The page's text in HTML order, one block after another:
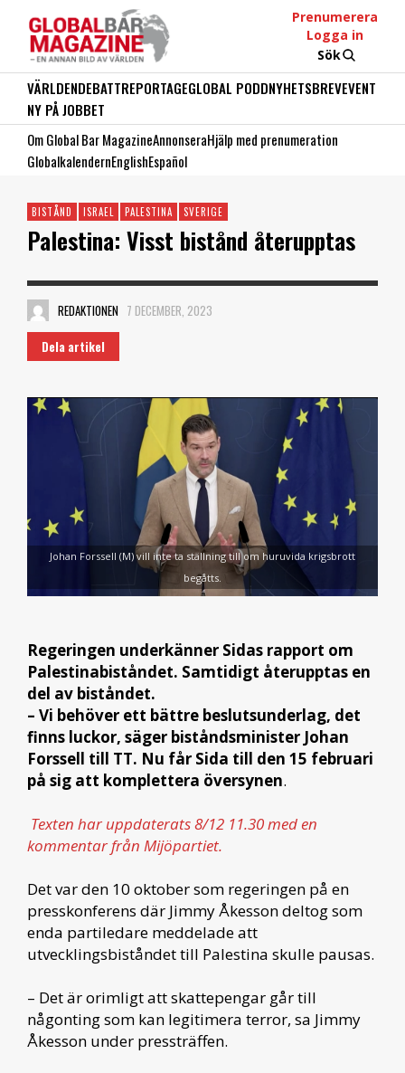
Prenumerera
Logga in
Sök
VÄRLDENDEBATTREPORTAGEGLOBAL PODDNYHETSBREVEVENT
NY PÅ JOBBET
Om Global Bar MagazineAnnonseraHjälp med prenumeration
GlobalkalendernEnglishEspañol
BISTÅND ISRAEL PALESTINA SVERIGE
Palestina: Visst bistånd återupptas
REDAKTIONEN 7 DECEMBER, 2023
Dela artikel
Johan Forssell (M) vill inte ta ställning till om huruvida krigsbrott
begåtts.
Regeringen underkänner Sidas rapport om
Palestinabiståndet. Samtidigt återupptas en
del av biståndet.
– Vi behöver ett bättre beslutsunderlag, det
finns luckor, säger biståndsminister Johan
Forssell till TT. Nu får Sida till den 15 februari
på sig att komplettera översynen.
Texten har uppdaterats 8/12 11.30 med en
kommentar från Mijöpartiet.
Det var den 10 oktober som regeringen på en
presskonferens där Jimmy Åkesson deltog som
enda partiledare meddelade att
utvecklingsbiståndet till Palestina skulle pausas.
– Det är orimligt att skattepengar går till
någonting som kan legitimera terror, sa Jimmy
Åkesson under pressträffen.